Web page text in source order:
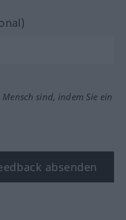
sind, indem Sie ein
absenden